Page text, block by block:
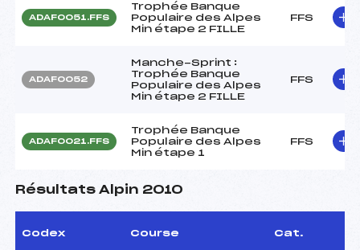
ADAF0051.FFS
Trophée Banque
Populaire des Alpes
Min étape 2 FILLE
FFS
ADAF0052
Manche-Sprint :
Trophée Banque
Populaire des Alpes
Min étape 2 FILLE
FFS
ADAF0021.FFS
Trophée Banque
Populaire des Alpes
Min étape 1
FFS
Résultats Alpin 2010
Codex Course Cat.